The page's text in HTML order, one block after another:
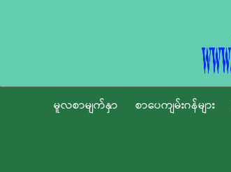
မူလစာမျက်နှာ စာပေကျမ်းဂန်များ